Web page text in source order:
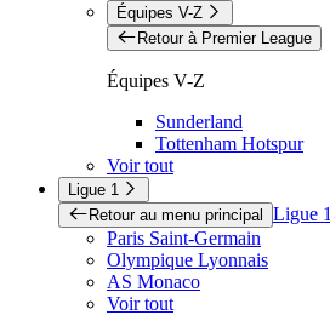
Équipes V-Z
Retour à Premier League
Équipes V-Z
Sunderland
Tottenham Hotspur
Voir tout
Ligue 1
Retour au menu principal Ligue 1
Paris Saint-Germain
Olympique Lyonnais
AS Monaco
Voir tout